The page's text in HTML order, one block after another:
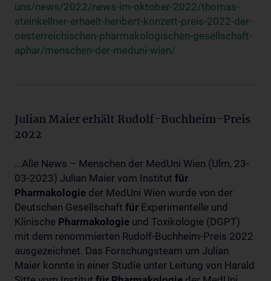
uns/news/2022/news-im-oktober-2022/thomas-
steinkellner-erhaelt-heribert-konzett-preis-2022-der-
oesterreichischen-pharmakologischen-gesellschaft-
aphar/menschen-der-meduni-wien/
Julian Maier erhält Rudolf-Buchheim-Preis
2022
...Alle News – Menschen der MedUni Wien (Ulm, 23-
03-2023) Julian Maier vom Institut für
Pharmakologie der MedUni Wien wurde von der
Deutschen Gesellschaft für Experimentelle und
Klinische Pharmakologie und Toxikologie (DGPT)
mit dem renommierten Rudolf-Buchheim-Preis 2022
ausgezeichnet. Das Forschungsteam um Julian
Maier konnte in einer Studie unter Leitung von Harald